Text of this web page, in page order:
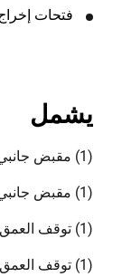
فتحات
يشمل
(1) مقبض جانبي متعدد الأوضاع
(1) مقبض جانبي متعدد الأوضاع
(1) توقف العمق
(1) توقف العمق